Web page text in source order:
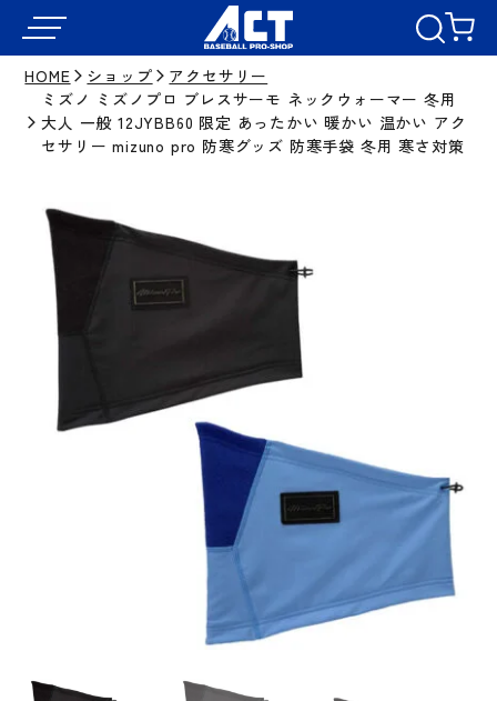
HOME ショップ
アクセサリー
ミズノ ミズノプロ ブレスサーモ ネックウォーマー 冬用
大人 一般 12JYBB60 限定 あったかい 暖かい 温かい アク
セサリー mizuno pro 防寒グッズ 防寒手袋 冬用 寒さ対策